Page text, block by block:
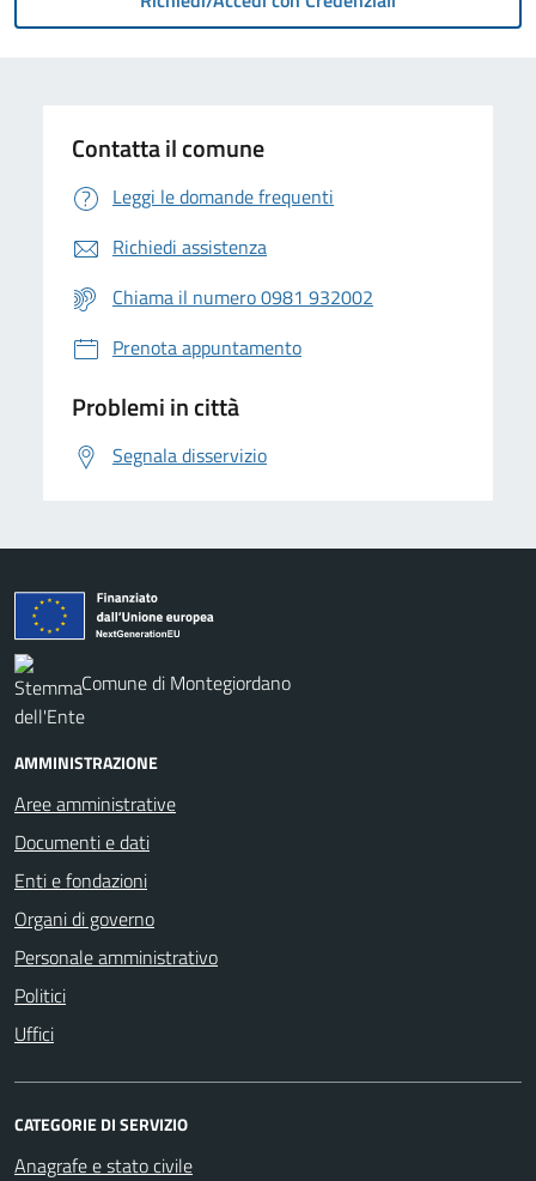
Contatta il comune
Leggi le domande frequenti
Richiedi assistenza
Chiama il numero 0981 932002
Prenota appuntamento
Problemi in città
Segnala disservizio
Comune di Montegiordano
AMMINISTRAZIONE
Aree amministrative
Documenti e dati
Enti e fondazioni
Organi di governo
Personale amministrativo
Politici
Uffici
CATEGORIE DI SERVIZIO
Anagrafe e stato civile